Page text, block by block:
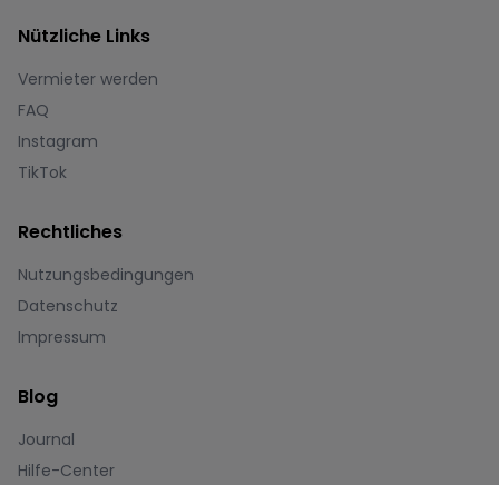
Nützliche Links
Vermieter werden
FAQ
Instagram
TikTok
Rechtliches
Nutzungsbedingungen
Datenschutz
Impressum
Blog
Journal
Hilfe-Center